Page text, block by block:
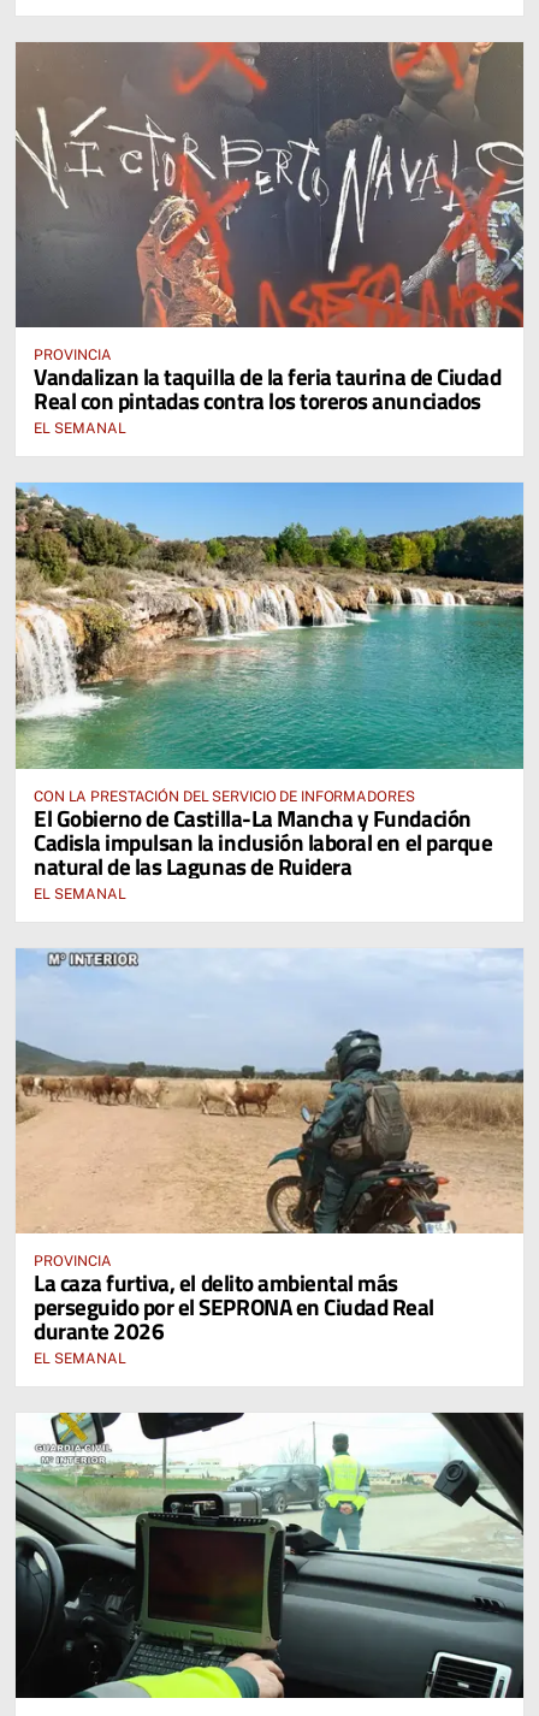
PROVINCIA
Vandalizan la taquilla de la feria taurina de Ciudad
Real con pintadas contra los toreros anunciados
EL SEMANAL
CON LA PRESTACIÓN DEL SERVICIO DE INFORMADORES
El Gobierno de Castilla-La Mancha y Fundación
Cadisla impulsan la inclusión laboral en el parque
natural de las Lagunas de Ruidera
EL SEMANAL
PROVINCIA
La caza furtiva, el delito ambiental más
perseguido por el SEPRONA en Ciudad Real
durante 2026
EL SEMANAL